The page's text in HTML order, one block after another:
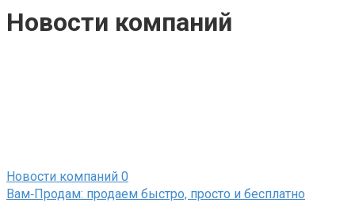
Новости компаний
Новости компаний 0
Вам‑Продам: продаем быстро, просто и бесплатно